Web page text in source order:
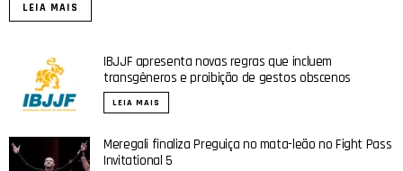
LEIA MAIS
IBJJF apresenta novas regras que incluem
transgêneros e proibição de gestos obscenos
LEIA MAIS
Meregali finaliza Preguiça no mata-leão no Fight Pass
Invitational 5